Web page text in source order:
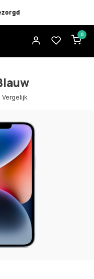
0
Vergelijk